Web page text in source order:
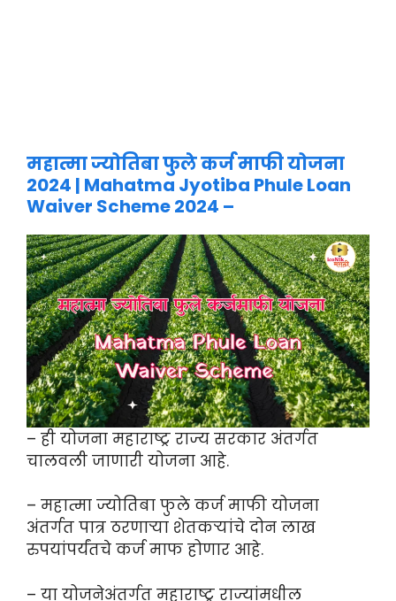
महात्मा ज्योतिबा फुले कर्ज माफी योजना
2024 | Mahatma Jyotiba Phule Loan
Waiver Scheme 2024 –
– ही योजना महाराष्ट्र राज्य सरकार अंतर्गत
चालवली जाणारी योजना आहे.
– महात्मा ज्योतिबा फुले कर्ज माफी योजना
अंतर्गत पात्र ठरणाऱ्या शेतकऱ्यांचे दोन लाख
रुपयांपर्यंतचे कर्ज माफ होणार आहे.
– या योजनेअंतर्गत महाराष्ट्र राज्यांमधील